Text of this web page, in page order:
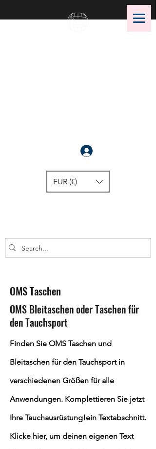
EUR (€)
OMS Taschen
OMS Bleitaschen oder Taschen für
den Tauchsport
Finden Sie OMS Taschen und
Bleitaschen für den Tauchsport in
verschiedenen Größen für alle
Anwendungen. Komplettieren Sie jetzt
Ihre Tauchausrüstung!ein Textabschnitt.
Klicke hier, um deinen eigenen Text